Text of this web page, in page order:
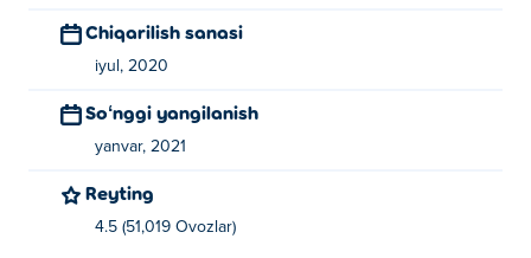
Chiqarilish sanasi
iyul, 2020
Soʻnggi yangilanish
yanvar, 2021
Reyting
4.5 (51,019 Ovozlar)